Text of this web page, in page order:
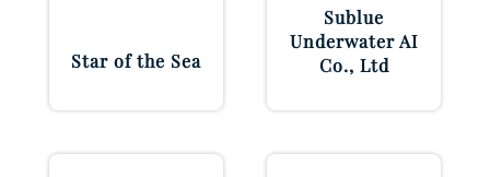
Star of the Sea
Sublue
Underwater AI
Co., Ltd